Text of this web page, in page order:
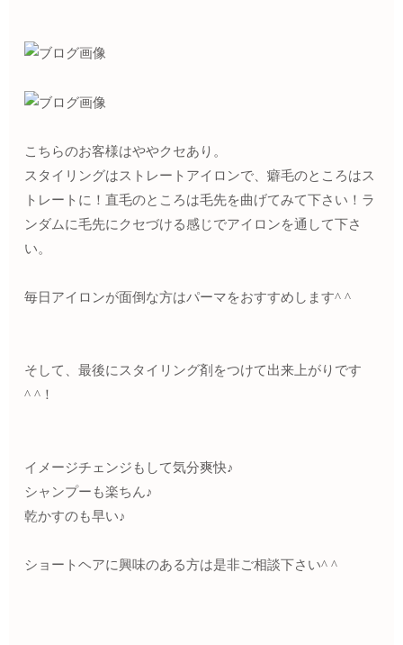
こちらのお客様はややクセあり。
スタイリングはストレートアイロンで、癖毛のところはス
トレートに！直毛のところは毛先を曲げてみて下さい！ラ
ンダムに毛先にクセづける感じでアイロンを通して下さ
い。
毎日アイロンが面倒な方はパーマをおすすめします^ ^
そして、最後にスタイリング剤をつけて出来上がりです
^ ^！
イメージチェンジもして気分爽快♪
シャンプーも楽ちん♪
乾かすのも早い♪
ショートヘアに興味のある方は是非ご相談下さい^ ^